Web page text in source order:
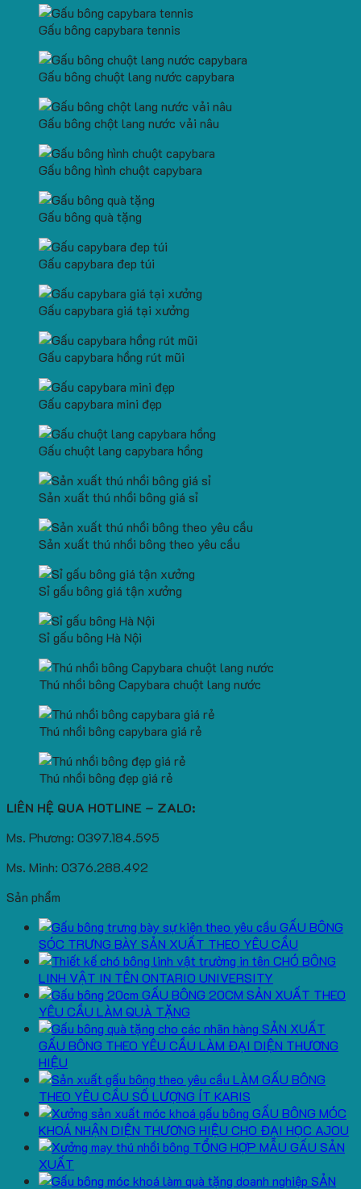
Gấu bông capybara tennis
Gấu bông chuột lang nước capybara
Gấu bông chột lang nước vải nâu
Gấu bông hình chuột capybara
Gấu bông quà tặng
Gấu capybara đep túi
Gấu capybara giá tại xưởng
Gấu capybara hồng rút mũi
Gấu capybara mini đẹp
Gấu chuột lang capybara hồng
Sản xuất thú nhồi bông giá sỉ
Sản xuất thú nhồi bông theo yêu cầu
Sỉ gấu bông giá tận xưởng
Sỉ gấu bông Hà Nội
Thú nhồi bông Capybara chuột lang nước
Thú nhồi bông capybara giá rẻ
Thú nhồi bông đẹp giá rẻ
LIÊN HỆ QUA HOTLINE – ZALO:
Ms. Phương: 0397.184.595
Ms. Minh: 0376.288.492
Sản phẩm
GẤU BÔNG
SÓC TRƯNG BÀY SẢN XUẤT THEO YÊU CẦU
CHÓ BÔNG
LINH VẬT IN TÊN ONTARIO UNIVERSITY
GẤU BÔNG 20CM SẢN XUẤT THEO
YÊU CẦU LÀM QUÀ TẶNG
SẢN XUẤT
GẤU BÔNG THEO YÊU CẦU LÀM ĐẠI DIỆN THƯƠNG
HIỆU
LÀM GẤU BÔNG
THEO YÊU CẦU SỐ LƯỢNG ÍT KARIS
GẤU BÔNG MÓC
KHOÁ NHẬN DIỆN THƯƠNG HIỆU CHO ĐẠI HỌC AJOU
TỔNG HỢP MẪU GẤU SẢN
XUẤT
SẢN